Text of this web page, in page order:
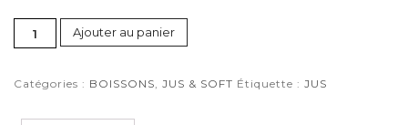
Ajouter au panier
Catégories : BOISSONS, JUS & SOFT Étiquette : JUS